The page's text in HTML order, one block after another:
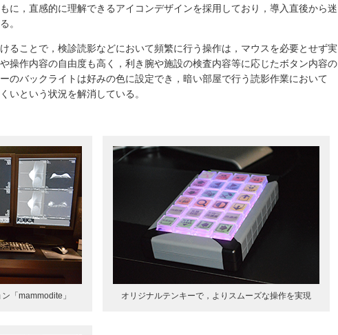
に，直感的に理解できるアイコンデザインを採用しており，導入直後から迷
。
ることで，検診読影などにおいて頻繁に行う操作は，マウスを必要とせず実
操作内容の自由度も高く，利き腕や施設の検査内容等に応じたボタン内容の
のバックライトは好みの色に設定でき，暗い部屋で行う読影作業において
いという状況を解消している。
「mammodite」 オリジナルテンキーで，よりスムーズな操作を実現